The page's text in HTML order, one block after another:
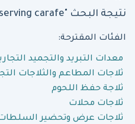
نتيجة البحث "barcraft 250 ml wine serving carafe"
الفئات المقترحة:
معدات التبريد والتجميد
ثلاجات المطاعم والثلاجات
ثلاجة حفظ اللحوم
ثلاجات محلات
ثلاجات عرض وتحضير